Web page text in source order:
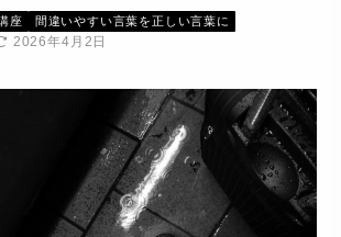
座 間違いやすい言葉を正しい言葉に
2026年4月2日